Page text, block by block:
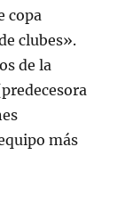
copa
clubes».
de la
más